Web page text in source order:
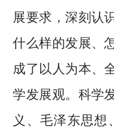
展要求，深刻认
什么样的发展、
成了以人为本、
学发展观。科学
义、毛泽东思想